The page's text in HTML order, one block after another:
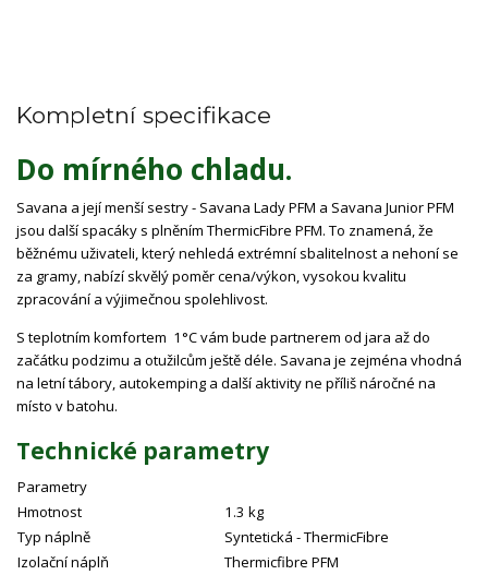
Kompletní specifikace
Do mírného chladu.
Savana a její menší sestry - Savana Lady PFM a Savana Junior PFM
jsou další spacáky s plněním ThermicFibre PFM. To znamená, že
běžnému uživateli, který nehledá extrémní sbalitelnost a nehoní se
za gramy, nabízí skvělý poměr cena/výkon, vysokou kvalitu
zpracování a výjimečnou spolehlivost.
S teplotním komfortem 1°C vám bude partnerem od jara až do
začátku podzimu a otužilcům ještě déle. Savana je zejména vhodná
na letní tábory, autokemping a další aktivity ne příliš náročné na
místo v batohu.
Technické parametry
Parametry
Hmotnost
1.3 kg
Typ náplně
Syntetická - ThermicFibre
Izolační náplň
Thermicfibre PFM